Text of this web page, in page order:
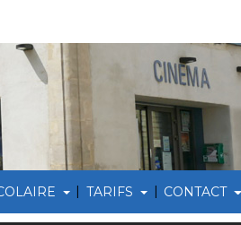
| TARIFS | CONTACT